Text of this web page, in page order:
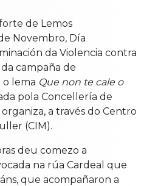
de Lemos
Novembro, Día
da Violencia contra
campaña de
o lema Que non te cale o
pola Concellería de
a través do Centro
(CIM).
deu comezo a
na rúa Cardeal que
que acompañaron a